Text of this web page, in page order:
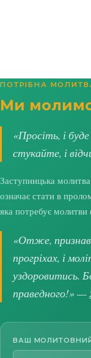
ПОТРІБНА
Ми
«Просіть, і
стукайте, і
Заступницька
означає стати в
яка потребує молитви
«Отже,
прогріхах, і
уздоровитись.
праведного!» —
ВАШ